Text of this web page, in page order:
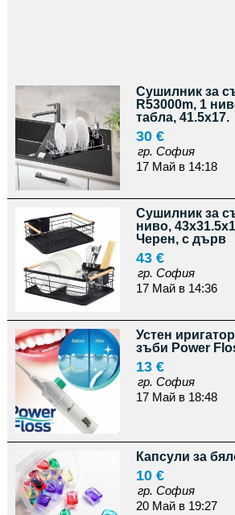
Сушилник за
R53000m, 1
табла, 41.5х17.
30 €
гр. София
17 Май в 14:18
Сушилник за
ниво,
Черен, с дърв
43 €
гр. София
17 Май в 14:36
Устен
зъби Power
13 €
гр. София
17 Май в 18:48
Капсули за
10 €
гр. София
20 Май в 19:27